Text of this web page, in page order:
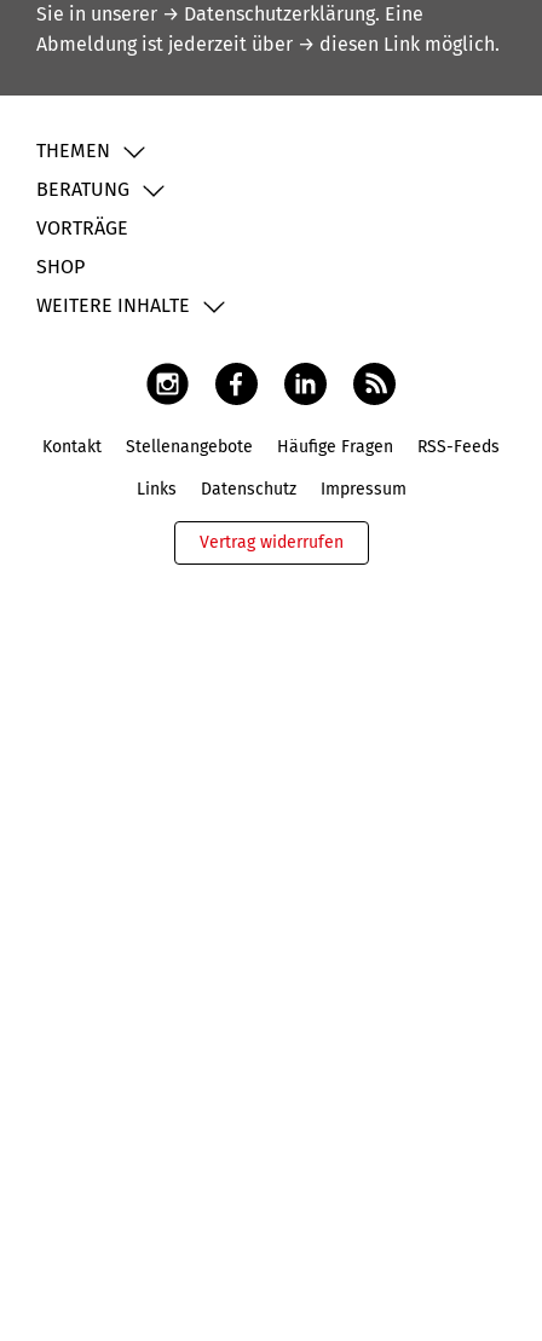
Sie in unserer → Datenschutzerklärung. Eine
Abmeldung ist jederzeit über → diesen Link möglich.
THEMEN
BERATUNG
VORTRÄGE
SHOP
WEITERE INHALTE
Kontakt Stellenangebote Häufige Fragen RSS-Feeds
Links Datenschutz Impressum
Vertrag widerrufen